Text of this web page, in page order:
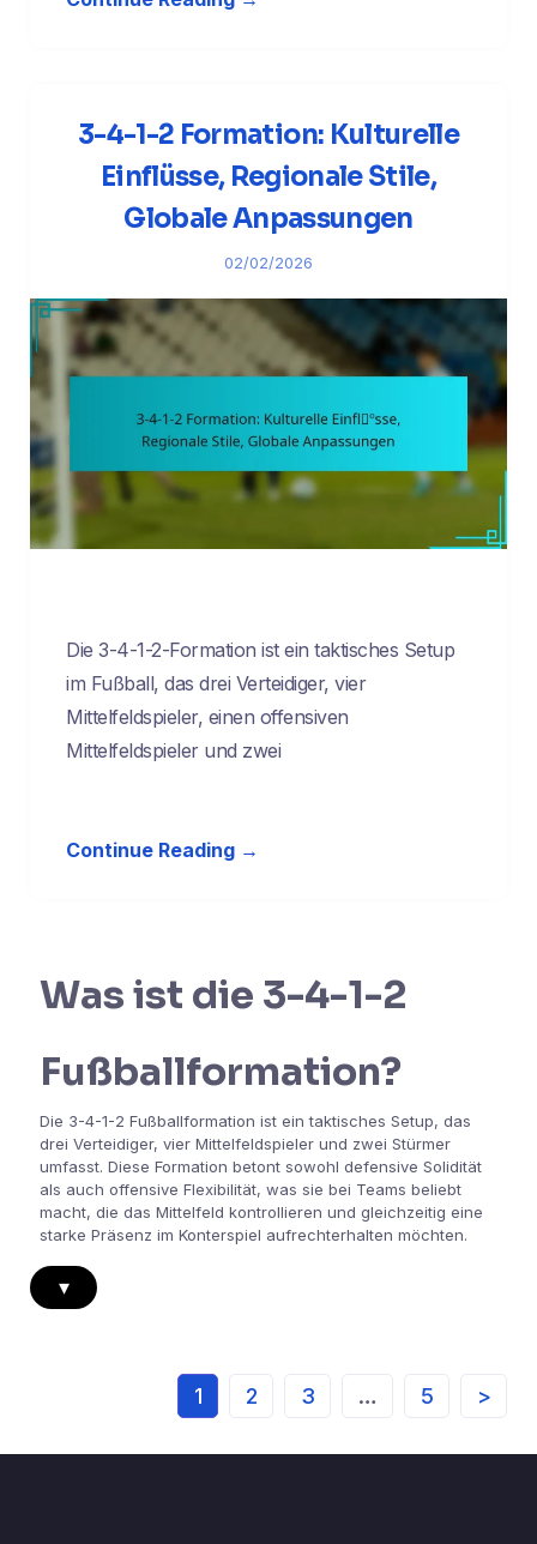
3-4-1-2 Formation: Kulturelle
Einflüsse, Regionale Stile,
Globale Anpassungen
02/02/2026
Die 3-4-1-2-Formation ist ein taktisches Setup
im Fußball, das drei Verteidiger, vier
Mittelfeldspieler, einen offensiven
Mittelfeldspieler und zwei
Continue Reading →
Was ist die 3-4-1-2
Fußballformation?
Die 3-4-1-2 Fußballformation ist ein taktisches Setup, das
drei Verteidiger, vier Mittelfeldspieler und zwei Stürmer
umfasst. Diese Formation betont sowohl defensive Solidität
als auch offensive Flexibilität, was sie bei Teams beliebt
macht, die das Mittelfeld kontrollieren und gleichzeitig eine
starke Präsenz im Konterspiel aufrechterhalten möchten.
▾
1 2 3 … 5 >